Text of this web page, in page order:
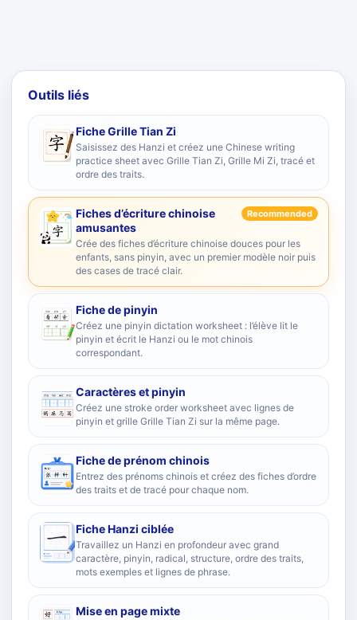
Outils liés
Fiche Grille Tian Zi
Saisissez des Hanzi et créez une Chinese writing
practice sheet avec Grille Tian Zi, Grille Mi Zi, tracé et
ordre des traits.
Fiches d’écriture chinoise
amusantes
Recommended
Crée des fiches d’écriture chinoise douces pour les
enfants, sans pinyin, avec un premier modèle noir puis
des cases de tracé clair.
Fiche de pinyin
Créez une pinyin dictation worksheet : l’élève lit le
pinyin et écrit le Hanzi ou le mot chinois
correspondant.
Caractères et pinyin
Créez une stroke order worksheet avec lignes de
pinyin et grille Grille Tian Zi sur la même page.
Fiche de prénom chinois
Entrez des prénoms chinois et créez des fiches d’ordre
des traits et de tracé pour chaque nom.
Fiche Hanzi ciblée
Travaillez un Hanzi en profondeur avec grand
caractère, pinyin, radical, structure, ordre des traits,
mots exemples et lignes de phrase.
Mise en page mixte